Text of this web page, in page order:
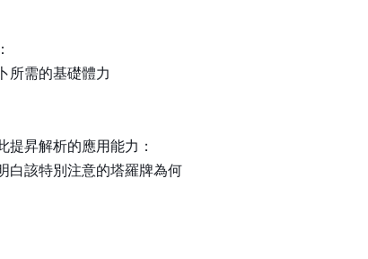
所需的基礎體力
昇解析的應用能力：
白該特別注意的塔羅牌為何